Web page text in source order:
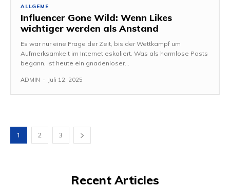
ALLGEME
Influencer Gone Wild: Wenn Likes
wichtiger werden als Anstand
Es war nur eine Frage der Zeit, bis der Wettkampf um
Aufmerksamkeit im Internet eskaliert. Was als harmlose Posts
begann, ist heute ein gnadenloser...
ADMIN - Juli 12, 2025
1 2 3
Recent Articles